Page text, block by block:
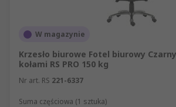
W magazynie
Krzesło biurowe Fotel biurowy
kołami RS PRO 150 kg
Nr art. RS 221-6337
Suma częściowa (1 sztuka)